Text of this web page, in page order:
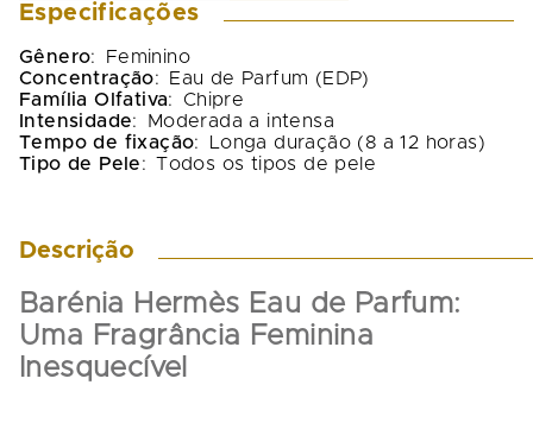
Especificações
Gênero:
Feminino
Concentração:
Eau de Parfum (EDP)
Família Olfativa:
Chipre
Intensidade:
Moderada a intensa
Tempo de fixação:
Longa duração (8 a 12 horas)
Tipo de Pele: Todos os tipos de pele
Descrição
Barénia Hermès Eau de Parfum:
Uma Fragrância Feminina
Inesquecível